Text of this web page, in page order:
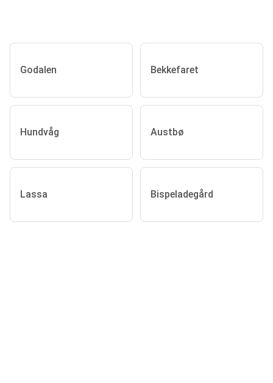
Godalen Bekkefaret
Hundvåg Austbø
Lassa Bispeladegård